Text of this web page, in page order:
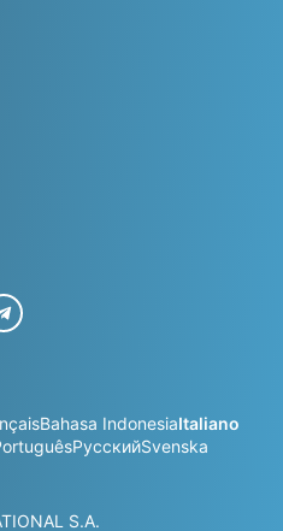
Bahasa IndonesiaItaliano
РусскийSvenska
S.A.